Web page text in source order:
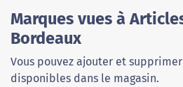
Marques vues à
Bordeaux
Vous pouvez ajouter et
disponibles dans le magasin.